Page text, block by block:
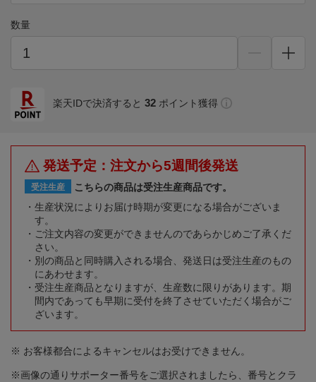
数量
楽天IDで決済すると 32 ポイント獲得
発送予定：注文から5週間後発送
受注生産
こちらの商品は受注生産商品です。
生産状況によりお届け時期が変更になる場合がございま
す。
ご注文内容の変更ができませんのであらかじめご了承くだ
さい。
別の商品と同時購入される場合、発送日は受注生産のもの
にあわせます。
受注生産商品となりますが、生産数に限りがあります。期
間内であっても早期に受付を終了させていただく場合がご
ざいます。
※ お客様都合によるキャンセルはお受けできません。
※画像の通りサポーター番号をご選択されましたら、番号とクラ